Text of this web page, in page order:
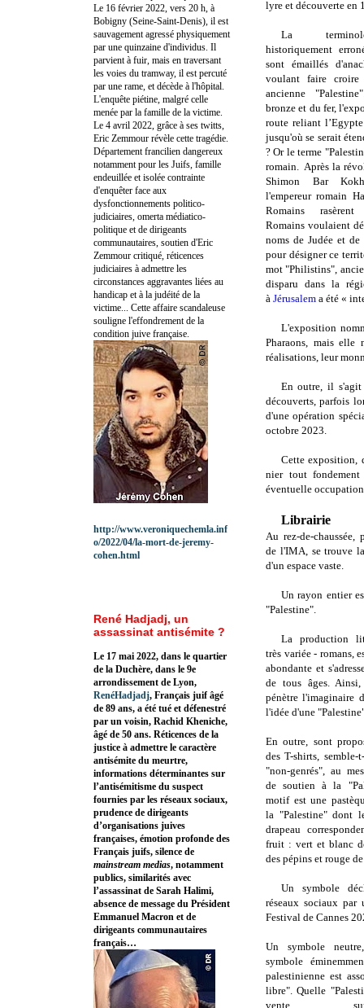
lyre et découverte en
La
historiquement
sont émaillés
voulant faire
ancienne
bronze et du fer,
route reliant
jusqu'où se serait
? Or le terme
romain. Après la
Shimon Bar
l'empereur romain
Romains rasèrent
Romains voulaient
noms de Judée et de
pour désigner ce
mot "Philistins",
disparu dans la
à Jérusalem a été «
L'exposition
Pharaons, mais
réalisations, leur
En outre, il s'agit
découverts, parfois
d'une opération
octobre 2023.
Cette exposition,
nier tout fondement
éventuelle
Librairie
Au rez-de-chaussée,
de l'IMA, se trouve
d'un espace vaste.
Un rayon entier
"Palestine".
La production
très variée - romans,
abondante et
de tous âges.
pénètre l'imaginaire
l'idée d'une
En outre, sont
des T-shirts,
"non-genrés", au
de soutien à la
motif est une
la "Palestine" dont
drapeau
fruit : vert et blanc
des pépins et rouge
Un symbole
réseaux sociaux
Festival de Cannes
Un symbole
symbole
palestinienne est
libre". Quelle
Le 16 février 2022, vers 20 h, à
Bobigny (Seine-Saint-Denis), il est
sauvagement agressé physiquement
par une quinzaine d'individus. Il
parvient à fuir, mais en traversant
les voies du tramway, il est percuté
par une rame, et décède à l'hôpital.
L'enquête piétine, malgré celle
menée par la famille de la victime.
Le 4 avril 2022, grâce à ses twitts,
Eric Zemmour révèle cette tragédie.
Département francilien dangereux
notamment pour les Juifs, famille
endeuillée et isolée contrainte
d'enquêter face aux
dysfonctionnements politico-
judiciaires, omerta médiatico-
politique et de dirigeants
communautaires, soutien d'Eric
Zemmour critiqué, réticences
judiciaires à admettre les
circonstances aggravantes liées au
handicap et à la judéité de la
victime... Cette affaire scandaleuse
souligne l'effondrement de la
condition juive française.
http://www.veroniquechemla.inf
o/2022/04/la-mort-de-jeremy-
cohen.html
René Hadjadj, un
assassinat antisémite ?
Le 17 mai 2022, dans le quartier
de la Duchère, dans le 9e
arrondissement de Lyon,
RenéHadjadj, Français juif âgé
de 89 ans, a été tué et défenestré
par un voisin, Rachid Kheniche,
âgé de 50 ans. Réticences de la
justice à admettre le caractère
antisémite du meurtre,
informations déterminantes sur
l’antisémitisme du suspect
fournies par les réseaux sociaux,
prudence de dirigeants
d’organisations juives
françaises, émotion profonde des
Français juifs, silence de
mainstream medias, notamment
publics, similarités avec
l’assassinat de Sarah Halimi,
absence de message du Président
Emmanuel Macron et de
dirigeants communautaires
français…